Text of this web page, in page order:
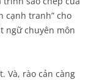
cạnh tranh” cho
ngữ chuyên môn
Và, rào cản càng